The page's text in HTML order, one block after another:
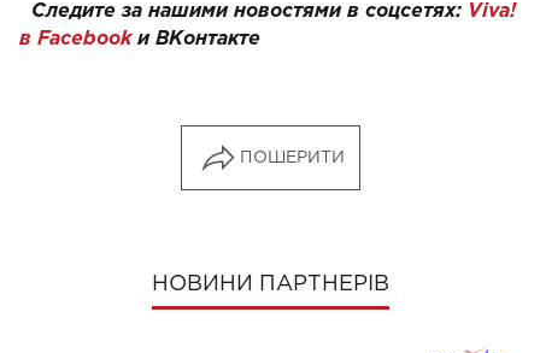
Следите за нашими новостями в соцсетях: Viva!
в Facebookи ВКонтакте
ПОШЕРИТИ
НОВИНИ ПАРТНЕРІВ